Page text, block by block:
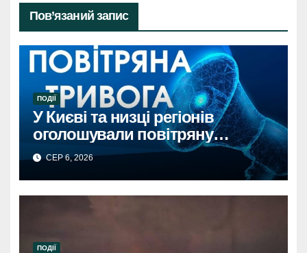
Пов’язаний запис
ПОДІЇ
У Києві та низці регіонів
оголошували повітряну
тривогу через загрозу
балістикиПовітряна тривога в
Києві та регіонах: загроза
СЕР 6, 2026
ПОДІЇ